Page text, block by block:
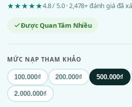
★★★★★4.8 / 5.0 · 2,478+ đánh giá đã
Được Quan Tâm Nhiều
MỨC NẠP THAM KHẢO
100.000₫ 200.000₫ 500.000₫
2.000.000₫